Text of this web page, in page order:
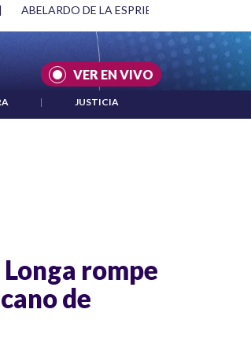
| ABELARDO DE LA ESPRIELLA Y DMG
VER EN VIVO
| JUSTICIA
rompe
de